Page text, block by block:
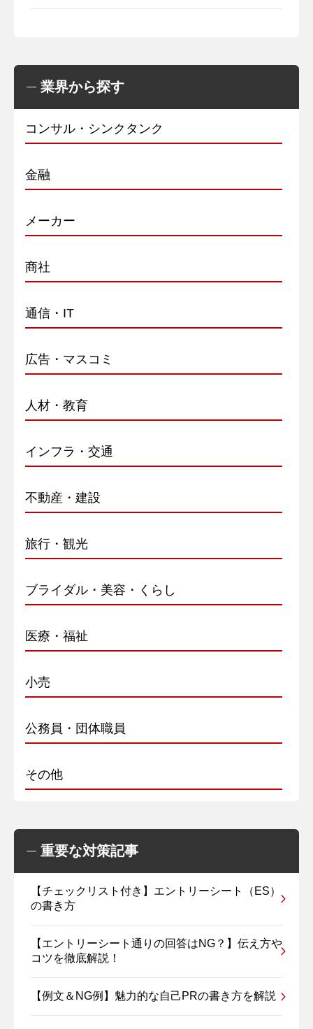
業界から探す
コンサル・シンクタンク
金融
メーカー
商社
通信・IT
広告・マスコミ
人材・教育
インフラ・交通
不動産・建設
旅行・観光
ブライダル・美容・くらし
医療・福祉
小売
公務員・団体職員
その他
重要な対策記事
【チェックリスト付き】エントリーシート（ES）
の書き方
【エントリーシート通りの回答はNG？】伝え方や
コツを徹底解説！
【例文＆NG例】魅力的な自己PRの書き方を解説